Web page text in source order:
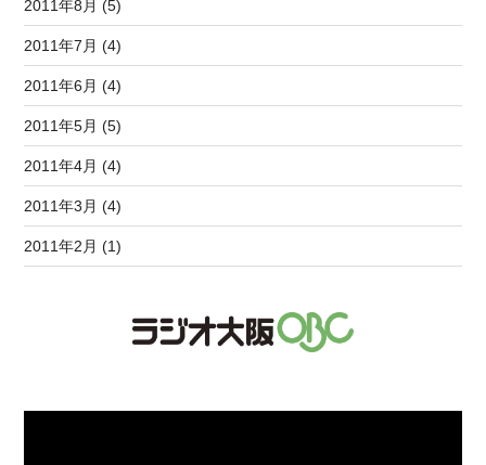
2011年8月 (5)
2011年7月 (4)
2011年6月 (4)
2011年5月 (5)
2011年4月 (4)
2011年3月 (4)
2011年2月 (1)